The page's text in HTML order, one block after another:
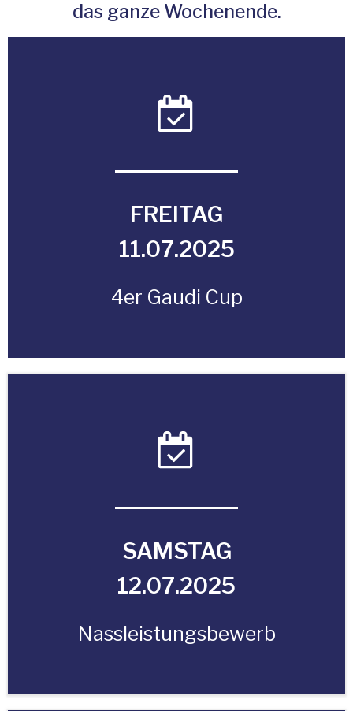
das ganze Wochenende.
FREITAG
11.07.2025
4er Gaudi Cup
SAMSTAG
12.07.2025
Nassleistungsbewerb